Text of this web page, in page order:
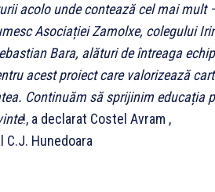
acolo unde contează cel mai mult
Asociației Zamolxe, colegului
Bara, alături de întreaga
acest proiect care valorizează
Continuăm să sprijinim educația
!, a declarat Costel Avram ,
Hunedoara